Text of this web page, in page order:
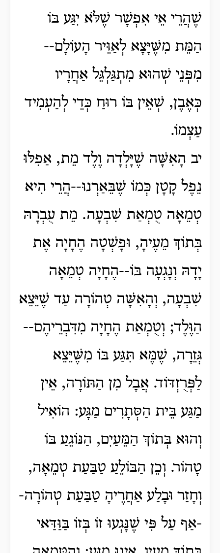
שֶׁהֲרֵי אֵי אִפְשָׁר שֶׁלֹּא יִגַּע בּוֹ
הַמֵּת מִשֶּׁיָּצָא לְאַוֵּיר הָעוֹלָם--
מִפְּנֵי שְׁהוּא מִתְגַּלְגֵּל אַחֲרָיו
כְּאֶבֶן, שְׁאֵין בּוֹ רוּחַ כְּדֵי לְהַעְמִיד
עַצְמוֹ.
יב הָאִשָּׁה שֶׁיָּלְדָה וֶלֶד מֵת, אַפִלּוּ
נֵפֶל קָטָן כְּמוֹ שֶׁבֵּאַרְנוּ--הֲרֵי הִיא
טְמֵאָה טֻמְאַת שִׁבְעָה. מֵת עֻבְרָהּ
בְּתוֹךְ מֵעֶיהָ, וּפָשְׁטָה הֶחָיָה אֶת
יָדָהּ וְנָגְעָה בּוֹ--הֶחָיָה טְמֵאָה
שִׁבְעָה, וְהָאִשָּׁה טְהוֹרָה עַד שֶׁיֵּצֵא
הַוֶּלֶד; וְטֻמְאַת הֶחָיָה מִדִּבְרֵיהֶם--
גְּזֵרָה, שֶׁמֶּא תִּגַּע בּוֹ מִשֶּׁיֵּצֵא
לַפְּרֻזְדּוֹד. אֲבָל מִן הַתּוֹרָה, אֵין
מַגַּע בֵּית הַסְּתָרִים מַגָּע: הוֹאִיל
וְהוּא בְּתוֹךְ הַמֵּעַיִם, הַנּוֹגֵעַ בּוֹ
טָהוֹר. וְכֵן הַבּוֹלֵעַ טַבַּעַת טְמֵאָה,
וְחָזַר וּבָלַע אַחֲרֶיהָ טַבַּעַת טְהוֹרָה-
-אַף עַל פִּי שֶׁנָּגְעוּ זוֹ בְּזוֹ בַּוַּדַּאי